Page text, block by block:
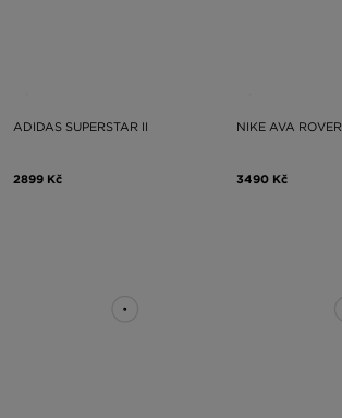
ADIDAS SUPERSTAR II
2899 Kč
NIKE AVA ROVER
3490 Kč